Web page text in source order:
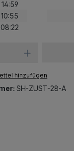
hinzufügen
SH-ZUST-28-A